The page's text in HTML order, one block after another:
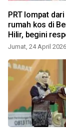
PRT lompat
rumah kos di
Hilir, begini
PPPA
Jumat, 24 April 2026